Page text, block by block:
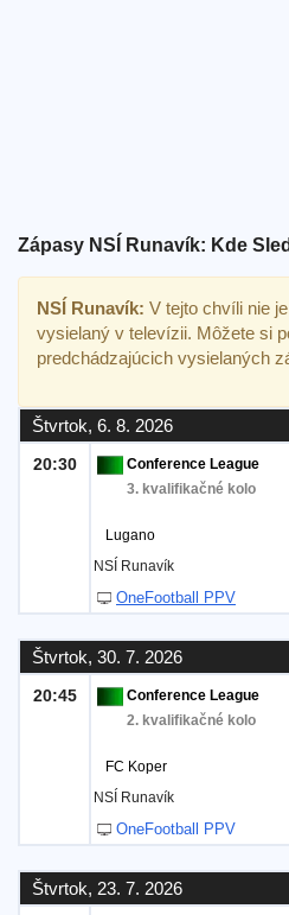
Zápasy NSÍ Runavík: Kde
NSÍ Runavík: V tejto chvíli nie
vysielaný v televízii. Môžete si
predchádzajúcich vysielaných
Štvrtok, 6. 8. 2026
20:30
Conference League
3. kvalifikačné kolo
Lugano
NSÍ Runavík
OneFootball PPV
Štvrtok, 30. 7. 2026
20:45
Conference League
2. kvalifikačné kolo
FC Koper
NSÍ Runavík
OneFootball PPV
Štvrtok, 23. 7. 2026